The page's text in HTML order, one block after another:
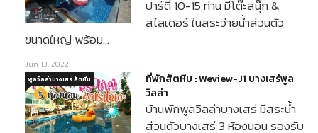
ปาร์ตี้ 10-15 ท่าน มีโต๊ะสนุ๊ก &
สไลเดอร์ ในสระว่ายน้ำส่วนตัว
ขนาดใหญ่ พร้อม…
Jun 13, 2022
ที่พักสัตหีบ : Weview-J1 บางเสร่พูล
วิลล่า
บ้านพักพูลวิลล่าบางเสร่ มีสระน้ำ
ส่วนตัวบางเสร่ 3 ห้องนอน รองรับ
พูลวิลล่าบางเสร่ สัตหีบ